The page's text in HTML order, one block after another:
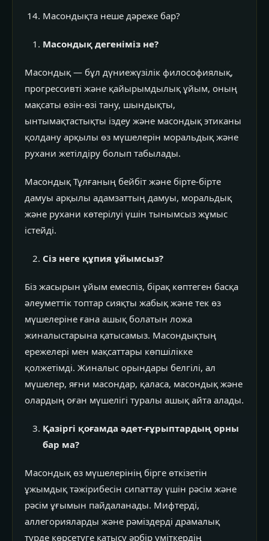
Масондықта неше дәреже бар?
Масондық дегеніміз не?
Масондық — бұл дүниежүзілік философиялық,
прогрессивті және қайырымдылық ұйым, оның
мақсаты өзін-өзі тану, шындықты,
ынтымақтастықты іздеу және масондық этиканы
қолдану арқылы өз мүшелерін моральдық және
рухани жетілдіру болып табылады.
Масондық Тұлғаның бейбіт және бірте-бірте
дамуы арқылы адамзаттың дамуы, моральдық
және рухани көтерілуі үшін тынымсыз жұмыс
істейді.
Сіз неге құпия ұйымсыз?
Біз жасырын ұйым емеспіз, бірақ көптеген басқа
әлеуметтік топтар сияқты жабық және тек өз
мүшелеріне ғана ашық болатын ложа
жиналыстарына қатысамыз. Масондықтың
ережелері мен мақсаттары көпшілікке
қолжетімді. Жиналыс орындары белгілі, ал
мүшелер, яғни масондар, қаласа, масондық және
олардың оған мүшелігі туралы ашық айта алады.
Қазіргі қоғамда әдет-ғұрыптардың орны
бар ма?
Масондық өз мүшелерінің бірге өткізетін
ұжымдық тәжірибесін сипаттау үшін рәсім және
рәсім ұғымын пайдаланады. Мифтерді,
аллегорияларды және рәміздерді драмалық
түрде көрсетуге қатысу әрбір үміткердің